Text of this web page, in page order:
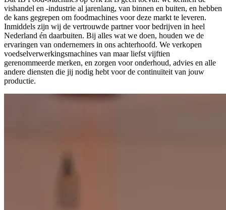
vishandel en -industrie al jarenlang, van binnen en buiten, en hebben
de kans gegrepen om foodmachines voor deze markt te leveren.
Inmiddels zijn wij de vertrouwde partner voor bedrijven in heel
Nederland én daarbuiten. Bij alles wat we doen, houden we de
ervaringen van ondernemers in ons achterhoofd. We verkopen
voedselverwerkingsmachines van maar liefst vijftien
gerenommeerde merken, en zorgen voor onderhoud, advies en alle
andere diensten die jij nodig hebt voor de continuïteit van jouw
productie.